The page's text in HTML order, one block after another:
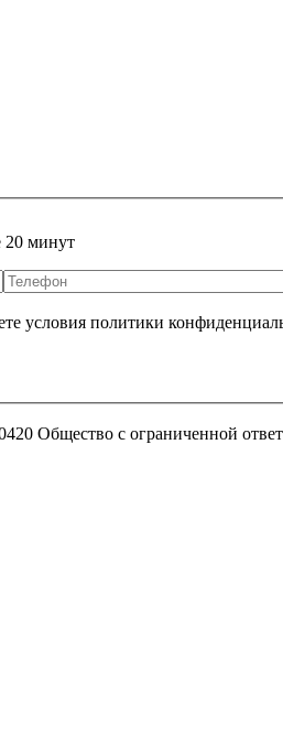
20 минут
условия политики
Общество с ограниченной